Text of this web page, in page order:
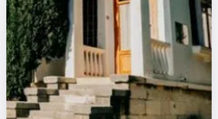
Города
Площадки
Артисты
Рейтинги